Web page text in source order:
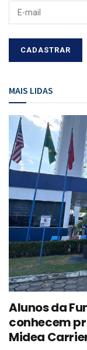
MAIS LIDAS
Alunos da
conhecem
Midea